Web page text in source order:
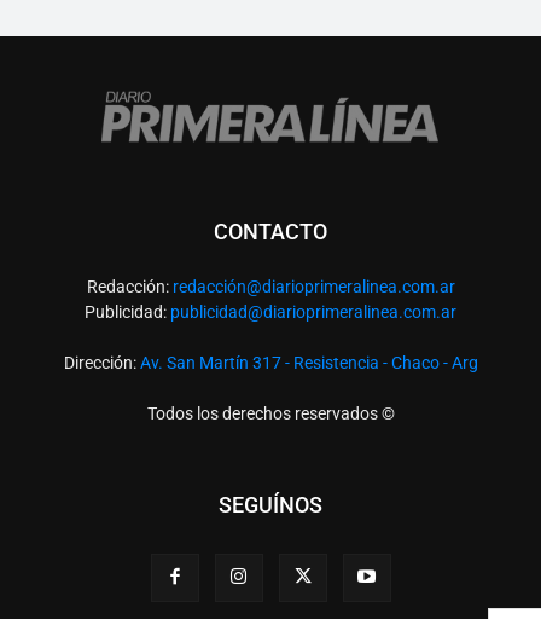
CONTACTO
Redacción: redacción@diarioprimeralinea.com.ar
Publicidad: publicidad@diarioprimeralinea.com.ar
Dirección:Av. San Martín 317 - Resistencia - Chaco - Arg
Todos los derechos reservados ©
SEGUÍNOS